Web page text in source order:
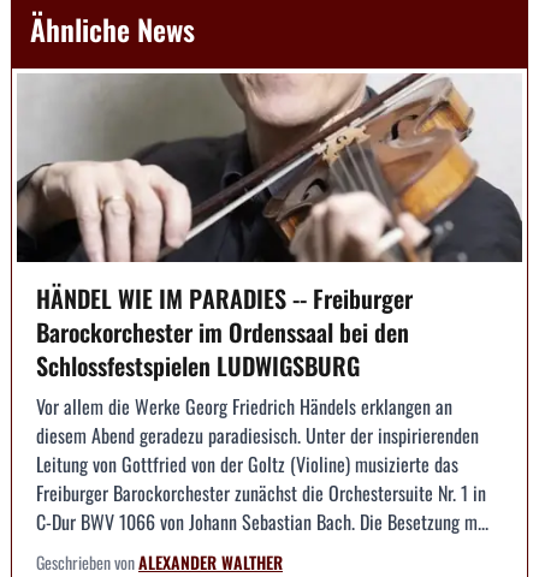
Ähnliche News
HÄNDEL WIE IM PARADIES -- Freiburger
Barockorchester im Ordenssaal bei den
Schlossfestspielen LUDWIGSBURG
Vor allem die Werke Georg Friedrich Händels erklangen an
diesem Abend geradezu paradiesisch. Unter der inspirierenden
Leitung von Gottfried von der Goltz (Violine) musizierte das
Freiburger Barockorchester zunächst die Orchestersuite Nr. 1 in
C-Dur BWV 1066 von Johann Sebastian Bach. Die Besetzung m...
Geschrieben vonALEXANDER WALTHER